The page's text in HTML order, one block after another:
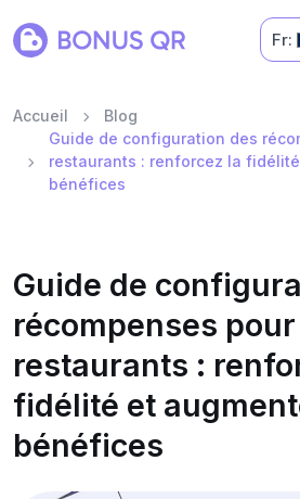
Fr:
Accueil
Blog
Guide de configuration des
restaurants : renforcez la
bénéfices
Guide de
récompenses
restaurants :
fidélité et
bénéfices